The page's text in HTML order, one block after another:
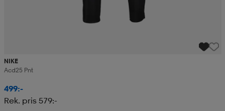
NIKE
Acd25 Pnt
499:-
Rek. pris 579:-